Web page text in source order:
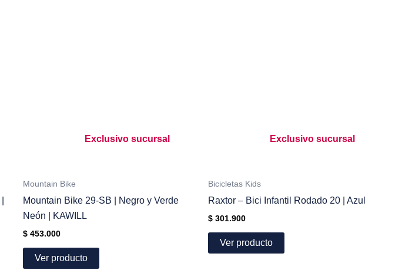
Exclusivo sucursal
Mountain Bike
Mountain Bike 29-SB | Negro y Verde
Neón | KAWILL
$ 453.000
Ver producto
Exclusivo sucursal
Bicicletas Kids
Raxtor – Bici Infantil Rodado 20 | Azul
$ 301.900
Ver producto